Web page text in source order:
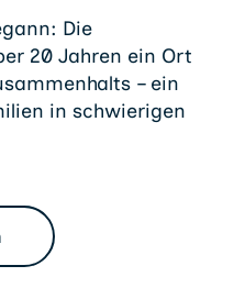
Die
20 Jahren ein Ort
– ein
in schwierigen